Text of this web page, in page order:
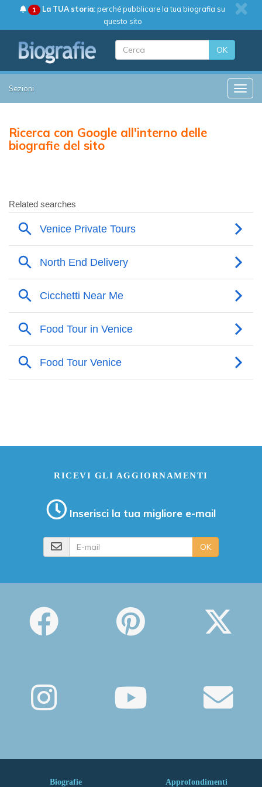
1 La TUA storia: perché pubblicare la tua biografia su
questo sito
OK
Sezioni
Ricerca con Google all'interno delle
biografie del sito
RICEVI GLI AGGIORNAMENTI
Inserisci la tua migliore e-mail
OK
Biografie Approfondimenti